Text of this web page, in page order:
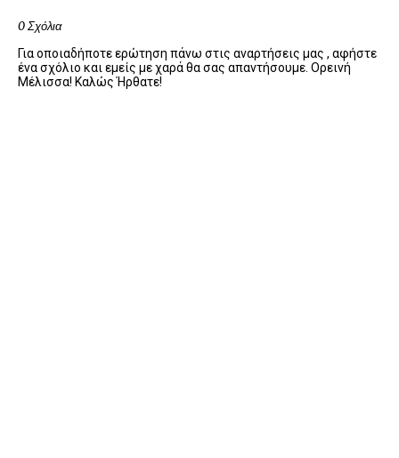
0 Σχόλια
Για οποιαδήποτε ερώτηση πάνω στις αναρτήσεις μας , αφήστε
ένα σχόλιο και εμείς με χαρά θα σας απαντήσουμε. Ορεινή
Μέλισσα! Καλώς Ήρθατε!